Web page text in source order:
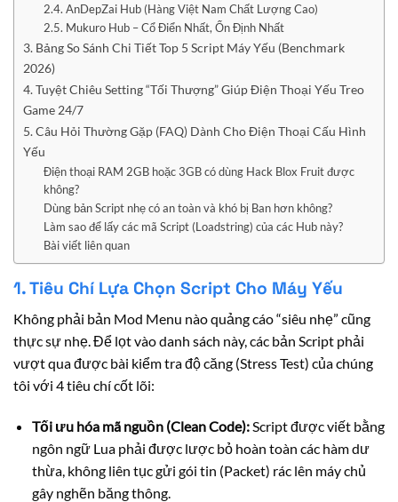
2.4. AnDepZai Hub (Hàng Việt Nam Chất Lượng Cao)
2.5. Mukuro Hub – Cổ Điển Nhất, Ổn Định Nhất
3. Bảng So Sánh Chi Tiết Top 5 Script Máy Yếu (Benchmark
2026)
4. Tuyệt Chiêu Setting “Tối Thượng” Giúp Điện Thoại Yếu Treo
Game 24/7
5. Câu Hỏi Thường Gặp (FAQ) Dành Cho Điện Thoại Cấu Hình
Yếu
Điện thoại RAM 2GB hoặc 3GB có dùng Hack Blox Fruit được
không?
Dùng bản Script nhẹ có an toàn và khó bị Ban hơn không?
Làm sao để lấy các mã Script (Loadstring) của các Hub này?
Bài viết liên quan
1. Tiêu Chí Lựa Chọn Script Cho Máy Yếu
Không phải bản Mod Menu nào quảng cáo “siêu nhẹ” cũng
thực sự nhẹ. Để lọt vào danh sách này, các bản Script phải
vượt qua được bài kiểm tra độ căng (Stress Test) của chúng
tôi với 4 tiêu chí cốt lõi:
Tối ưu hóa mã nguồn (Clean Code):Script được viết bằng
ngôn ngữ Lua phải được lược bỏ hoàn toàn các hàm dư
thừa, không liên tục gửi gói tin (Packet) rác lên máy chủ
gây nghẽn băng thông.